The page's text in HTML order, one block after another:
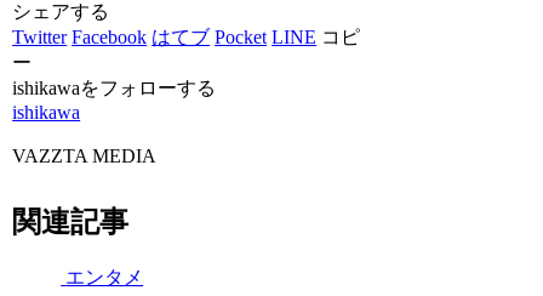
シェアする
Twitter Facebook はてブ Pocket LINE コピ
ー
ishikawaをフォローする
ishikawa
VAZZTA MEDIA
関連記事
エンタメ